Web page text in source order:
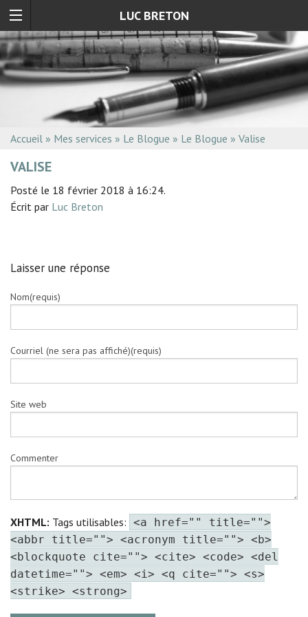
LUC BRETON
Accueil » Mes services » Le Blogue » Le Blogue » Valise
VALISE
Posté le 18 février 2018 à 16:24.
Écrit par Luc Breton
Laisser une réponse
Nom(requis)
Courriel (ne sera pas affiché)(requis)
Site web
Commenter
XHTML: Tags utilisables: <a href="" title="">
<abbr title=""> <acronym title=""> <b>
<blockquote cite=""> <cite> <code> <del
datetime=""> <em> <i> <q cite=""> <s>
<strike> <strong>